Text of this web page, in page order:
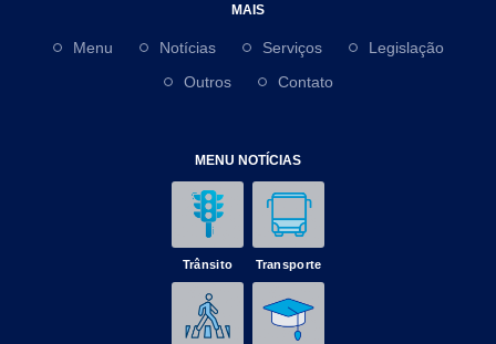
MAIS
Menu Notícias Serviços
Legislação
Outros
Contato
MENU NOTÍCIAS
Trânsito Transporte